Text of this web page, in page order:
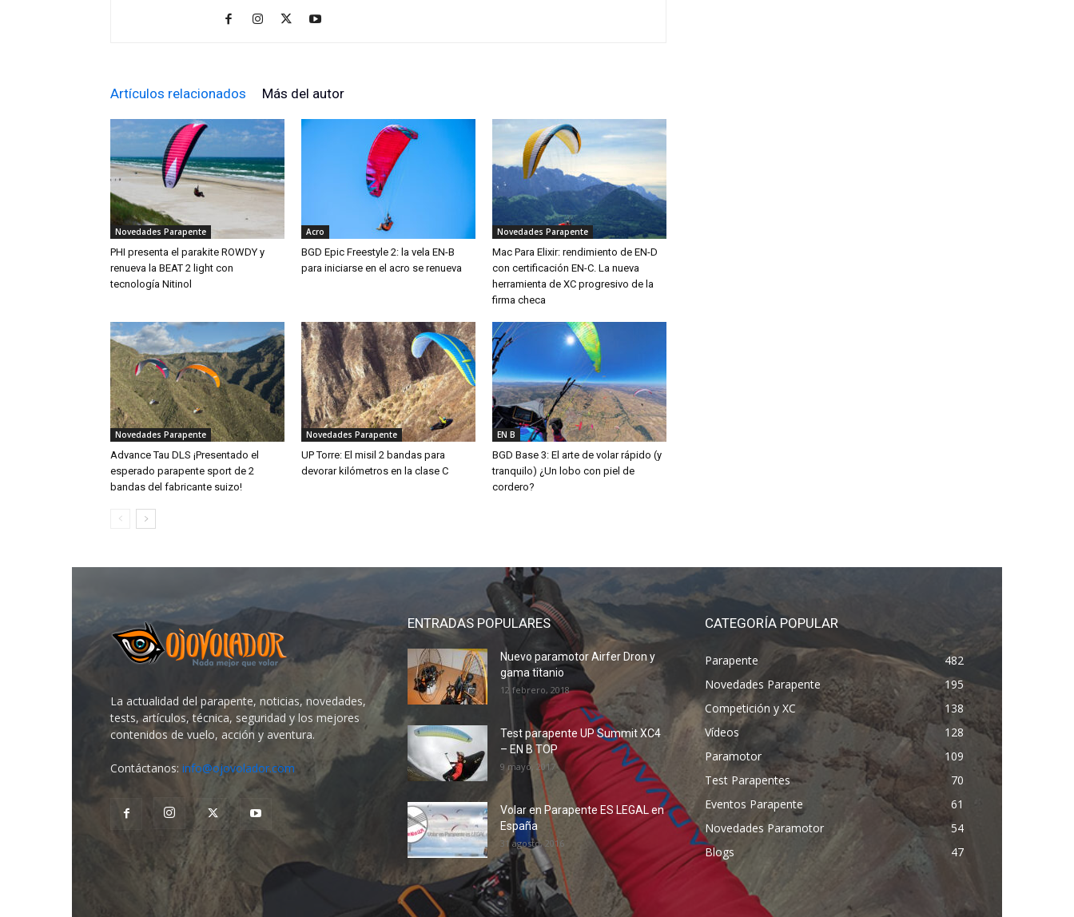
Artículos relacionados Más del autor
Novedades Parapente
PHI presenta el parakite ROWDY y
renueva la BEAT 2 light con
tecnología Nitinol
Acro
BGD Epic Freestyle 2: la vela EN-B
para iniciarse en el acro se renueva
Novedades Parapente
Mac Para Elixir: rendimiento de EN-D
con certificación EN-C. La nueva
herramienta de XC progresivo de la
firma checa
Novedades Parapente
Advance Tau DLS ¡Presentado el
esperado parapente sport de 2
bandas del fabricante suizo!
Novedades Parapente
UP Torre: El misil 2 bandas para
devorar kilómetros en la clase C
EN B
BGD Base 3: El arte de volar rápido (y
tranquilo) ¿Un lobo con piel de
cordero?
La actualidad del parapente, noticias, novedades,
tests, artículos, técnica, seguridad y los mejores
contenidos de vuelo, acción y aventura.
Contáctanos: info@ojovolador.com
ENTRADAS POPULARES
Nuevo paramotor Airfer Dron y
gama titanio
12 febrero, 2018
Test parapente UP Summit XC4
– EN B TOP
9 mayo, 2017
Volar en Parapente ES LEGAL en
España
31 agosto, 2016
CATEGORÍA POPULAR
Parapente
482
Novedades Parapente
195
Competición y XC
138
Vídeos
128
Paramotor
109
Test Parapentes
70
Eventos Parapente
61
Novedades Paramotor
54
Blogs
47